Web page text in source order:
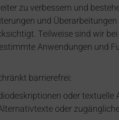
zu verbessern und
und
Teilweise sind wir
Anwendungen und
barrierefrei:
oder textuelle
oder